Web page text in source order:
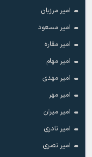
امیر مرزبان
امیر مسعود
امیر مقاره
امیر مهام
امیر مهدی
امیر مهر
امیر میران
امیر نادری
امیر نصری